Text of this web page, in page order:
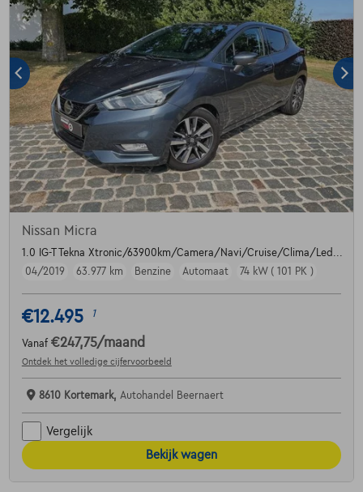
Nissan Micra
1.0 IG-T Tekna Xtronic/63900km/Camera/Navi/Cruise/Clima/Led...
04/2019
63.977 km Benzine Automaat 74 kW ( 101 PK )
€12.495 1
Vanaf €247,75/maand
Ontdek het volledige cijfervoorbeeld
8610 Kortemark, Autohandel Beernaert
Vergelijk
Bekijk wagen